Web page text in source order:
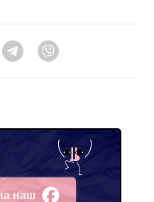
Telegram
наш